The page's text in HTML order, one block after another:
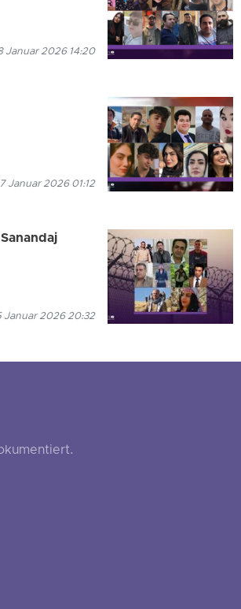
Januar 2026 14:20
Januar 2026 01:12
Januar 2026 20:32